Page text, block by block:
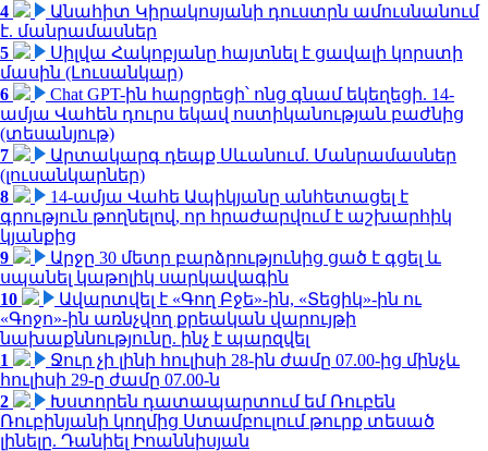
4
Անահիտ Կիրակոսյանի դուստրն ամուսնանում
է. մանրամասներ
5
Սիլվա Հակոբյանը հայտնել է ցավալի կորստի
մասին (Լուսանկար)
6
Chat GPT-ին հարցրեցի՝ ոնց գնամ եկեղեցի. 14-
ամյա Վահեն դուրս եկավ ոստիկանության բաժնից
(տեսանյութ)
7
Արտակարգ դեպք Սևանում. Մանրամասներ
(լուսանկարներ)
8
14-ամյա Վահե Ապիկյանը անհետացել է
գրություն թողնելով, որ հրաժարվում է աշխարհիկ
կյանքից
9
Արջը 30 մետր բարձրությունից ցած է գցել և
սպանել կաթոլիկ սարկավագին
10
Ավարտվել է «Գող Բջե»-ին, «Տեցիկ»-ին ու
«Գոջո»-ին առնչվող քրեական վարույթի
նախաքննությունը. ինչ է պարզվել
1
Ջուր չի լինի հուլիսի 28-ին ժամը 07.00-ից մինչև
հուլիսի 29-ը ժամը 07.00-ն
2
Խստորեն դատապարտում եմ Ռուբեն
Ռուբինյանի կողմից Ստամբուլում թուրք տեսած
լինելը. Դանիել Իոաննիսյան